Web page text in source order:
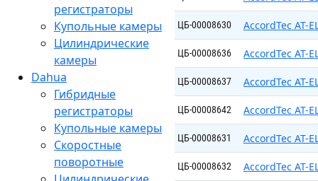
регистраторы
Купольные камеры
Цилиндрические
камеры
Dahua
Гибридные
регистраторы
Купольные камеры
Скоростные
поворотные
ЦБ-00008630 AccordTec AT-
ЦБ-00008636 AccordTec AT-
ЦБ-00008637 AccordTec AT-
ЦБ-00008642 AccordTec AT-
ЦБ-00008631 AccordTec AT-
ЦБ-00008632 AccordTec AT-